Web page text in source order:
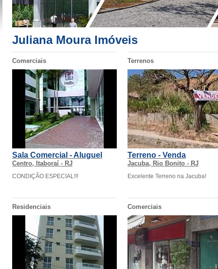
Juliana Moura Imóveis
Comerciais
Sala Comercial - Aluguel
Centro, Itaboraí - RJ
CONDIÇÃO ESPECIAL!!!
Terrenos
Terreno - Venda
Jacuba, Rio Bonito - RJ
Excelente Terreno na Jacuba!
Residenciais Comerciais